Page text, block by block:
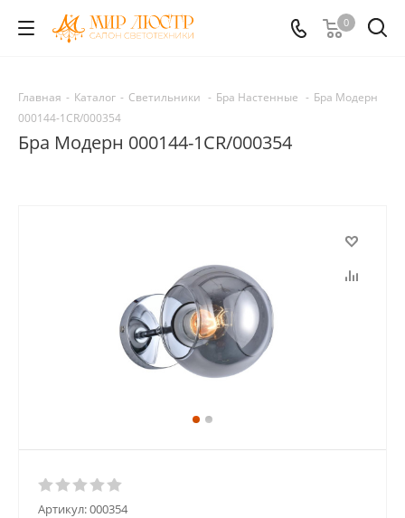
0
Главная - Каталог - Светильники - Бра Настенные - Бра Модерн
000144-1CR/000354
Бра Модерн 000144-1CR/000354
Артикул:000354